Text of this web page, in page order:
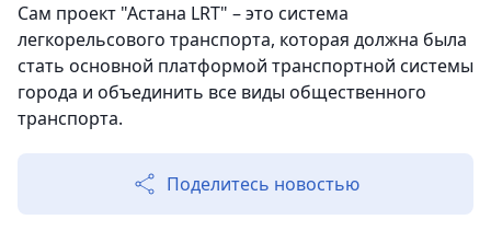
Сам проект "Астана LRT" – это система
легкорельсового транспорта, которая должна была
стать основной платформой транспортной системы
города и объединить все виды общественного
транспорта.
Поделитесь новостью